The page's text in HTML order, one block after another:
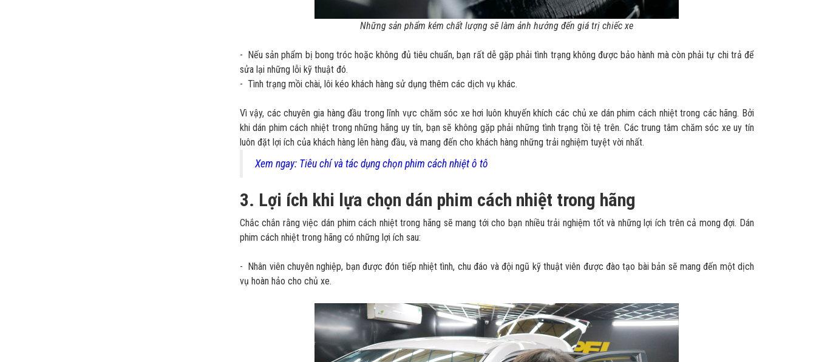
Những sản phẩm kém chất lượng sẽ làm ảnh hưởng đến giá trị chiếc xe
- Nếu sản phẩm bị bong tróc hoặc không đủ tiêu chuẩn, bạn rất dễ gặp phải tình trạng không được bảo hành mà còn phải tự chi trả để
sửa lại những lỗi kỹ thuật đó.
- Tình trạng mồi chài, lôi kéo khách hàng sử dụng thêm các dịch vụ khác.
Vì vậy, các chuyên gia hàng đầu trong lĩnh vực chăm sóc xe hơi luôn khuyến khích các chủ xe dán phim cách nhiệt trong các hãng. Bởi
khi dán phim cách nhiệt trong những hãng uy tín, bạn sẽ không gặp phải những tình trạng tồi tệ trên. Các trung tâm chăm sóc xe uy tín
luôn đặt lợi ích của khách hàng lên hàng đầu, và mang đến cho khách hàng những trải nghiệm tuyệt vời nhất.
Xem ngay: Tiêu chí và tác dụng chọn phim cách nhiệt ô tô
3. Lợi ích khi lựa chọn dán phim cách nhiệt trong hãng
Chắc chắn rằng việc dán phim cách nhiệt trong hãng sẽ mang tới cho bạn nhiều trải nghiệm tốt và những lợi ích trên cả mong đợi. Dán
phim cách nhiệt trong hãng có những lợi ích sau:
- Nhân viên chuyên nghiệp, bạn được đón tiếp nhiệt tình, chu đáo và đội ngũ kỹ thuật viên được đào tạo bài bản sẽ mang đến một dịch
vụ hoàn hảo cho chủ xe.